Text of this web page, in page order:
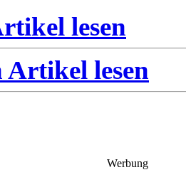
lesen
Artikel lesen
Werbung